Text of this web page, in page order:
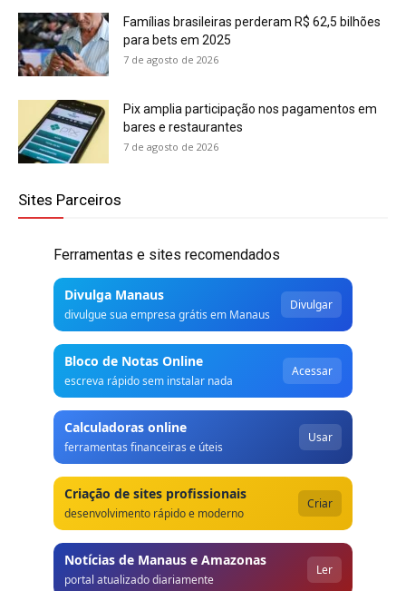
Famílias brasileiras perderam R$ 62,5 bilhões
para bets em 2025
7 de agosto de 2026
Pix amplia participação nos pagamentos em
bares e restaurantes
7 de agosto de 2026
Sites Parceiros
Ferramentas e sites recomendados
Divulga Manaus
divulgue sua empresa grátis em Manaus
Divulgar
Bloco de Notas Online
escreva rápido sem instalar nada
Acessar
Calculadoras online
ferramentas financeiras e úteis
Usar
Criação de sites profissionais
desenvolvimento rápido e moderno
Criar
Notícias de Manaus e Amazonas
portal atualizado diariamente
Ler